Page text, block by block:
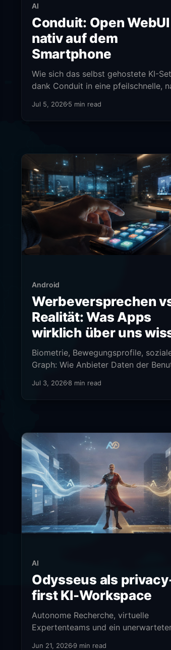
AI
Conduit: Open WebUI
nativ auf dem
Smartphone
Wie sich das selbst gehostete KI-
dank Conduit in eine pfeilschnelle,
Jul 5, 20265 min read
Android
Werbeversprechen
Realität: Was Apps
wirklich über uns
Biometrie, Bewegungsprofile,
Graph: Wie Anbieter Daten der
Jul 3, 20268 min read
AI
Odysseus als
first KI-Workspace
Autonome Recherche, virtuelle
Expertenteams und ein
Jun 21, 20269 min read